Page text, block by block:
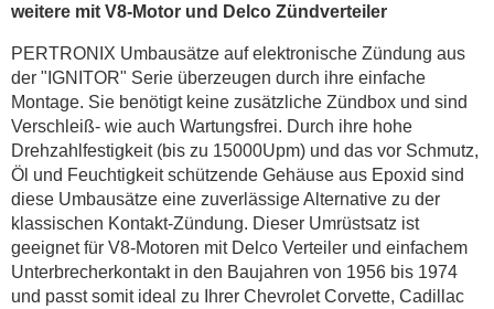
weitere mit V8-Motor und Delco Zündverteiler
PERTRONIX Umbausätze auf elektronische Zündung aus
der "IGNITOR" Serie überzeugen durch ihre einfache
Montage. Sie benötigt keine zusätzliche Zündbox und sind
Verschleiß- wie auch Wartungsfrei. Durch ihre hohe
Drehzahlfestigkeit (bis zu 15000Upm) und das vor Schmutz,
Öl und Feuchtigkeit schützende Gehäuse aus Epoxid sind
diese Umbausätze eine zuverlässige Alternative zu der
klassischen Kontakt-Zündung. Dieser Umrüstsatz ist
geeignet für V8-Motoren mit Delco Verteiler und einfachem
Unterbrecherkontakt in den Baujahren von 1956 bis 1974
und passt somit ideal zu Ihrer Chevrolet Corvette, Cadillac